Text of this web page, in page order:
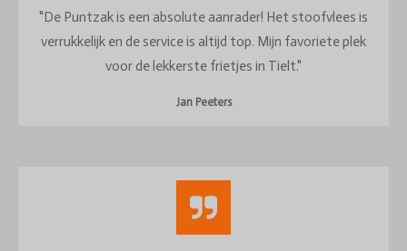
"De Puntzak is een absolute aanrader! Het stoofvlees is
verrukkelijk en de service is altijd top. Mijn favoriete plek
voor de lekkerste frietjes in Tielt."
Jan Peeters